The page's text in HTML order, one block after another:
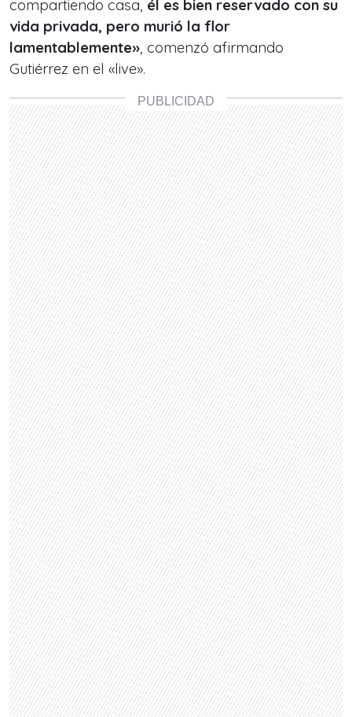
compartiendo casa, él es bien reservado con su
vida privada, pero murió la flor
lamentablemente», comenzó afirmando
Gutiérrez en el «live».